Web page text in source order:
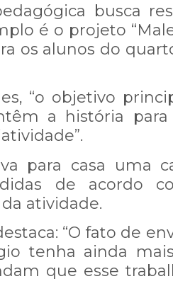
busca
é o projeto
os alunos do
“o objetivo
a história
para casa uma
de acordo
atividade.
“O fato de
tenha ainda
que esse
WhatsApp,
o normal.
que